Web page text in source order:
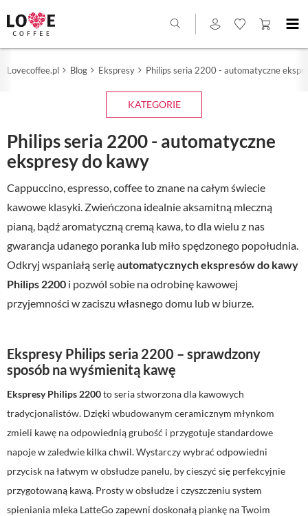
Lovecoffee.pl Blog Ekspresy Philips seria 2200 - automatyczne
KATEGORIE
Philips seria 2200 - automatyczne
ekspresy do kawy
Cappuccino, espresso, coffee to znane na całym świecie
kawowe klasyki. Zwieńczona idealnie aksamitną mleczną
pianą, bądź aromatyczną cremą kawa, to dla wielu z nas
gwarancja udanego poranka lub miło spędzonego popołudnia.
Odkryj wspaniałą serię automatycznych ekspresów do kawy
Philips 2200 i pozwól sobie na odrobinę kawowej
przyjemności w zaciszu własnego domu lub w biurze.
Ekspresy Philips seria 2200 – sprawdzony
sposób na wyśmienitą kawę
Ekspresy Philips 2200to seria stworzona dla kawowych
tradycjonalistów. Dzięki wbudowanym ceramicznym młynkom
zmieli kawę na odpowiednią grubość i przygotuje standardowe
napoje w zaledwie kilka chwil. Wystarczy wybrać odpowiedni
przycisk na łatwym w obsłudze panelu, by cieszyć się perfekcyjnie
przygotowaną kawą. Prosty w obsłudze i czyszczeniu system
spieniania mleka LatteGo zapewni doskonałą piankę na Twoim